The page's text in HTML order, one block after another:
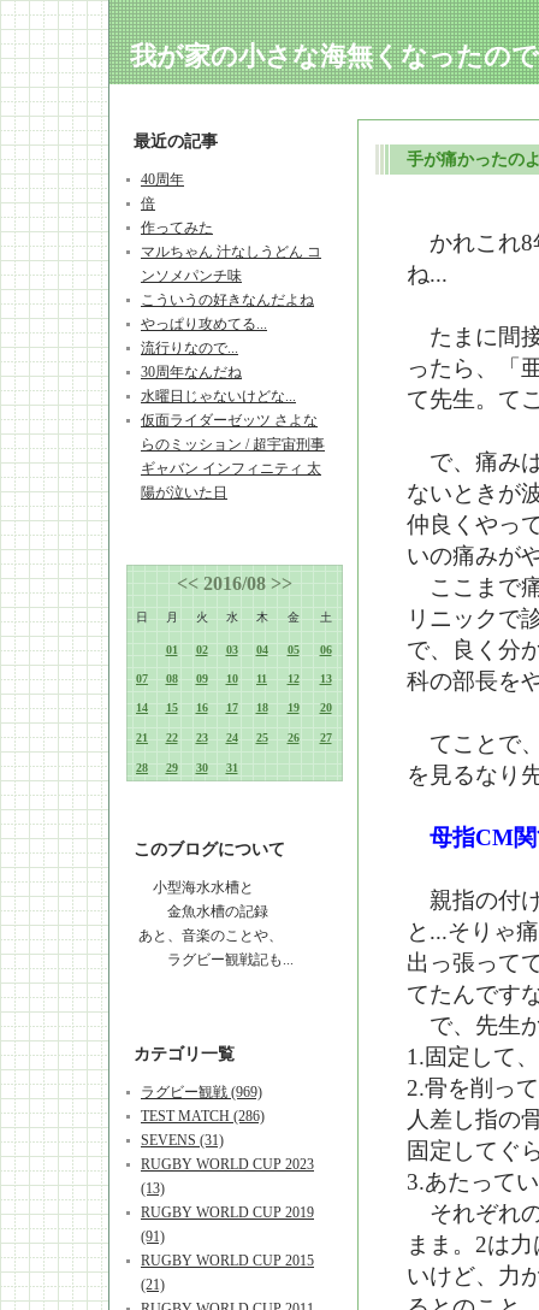
我が家の小さな海無くなったの
最近の記事
40周年
倍
作ってみた
マルちゃん 汁なしうどん コ
ンソメパンチ味
こういうの好きなんだよね
やっぱり攻めてる...
流行りなので...
30周年なんだね
水曜日じゃないけどな...
仮面ライダーゼッツ さよな
らのミッション / 超宇宙刑事
ギャバン インフィニティ 太
陽が泣いた日
<< 2016/08 >>
日 月 火 水 木 金 土
01 02 03 04 05 06
07 08 09 10 11 12 13
14 15 16 17 18 19 20
21 22 23 24 25 26 27
28 29 30 31
このブログについて
小型海水水槽と
金魚水槽の記録
あと、音楽のことや、
ラグビー観戦記も...
カテゴリ一覧
ラグビー観戦 (969)
TEST MATCH (286)
SEVENS (31)
RUGBY WORLD CUP 2023
(13)
RUGBY WORLD CUP 2019
(91)
RUGBY WORLD CUP 2015
(21)
手が痛かったの
かれこれ8
ね...
たまに間
ったら、「
て先生。て
で、痛み
ないときが
仲良くやっ
いの痛みが
ここまで
リニックで
で、良く分
科の部長を
てことで
を見るなり
母指CM
親指の付
と...そりゃ
出っ張って
てたんです
で、先生
1.固定して
2.骨を削っ
人差し指の
固定してぐ
3.あたって
それぞれ
まま。2は
いけど、力